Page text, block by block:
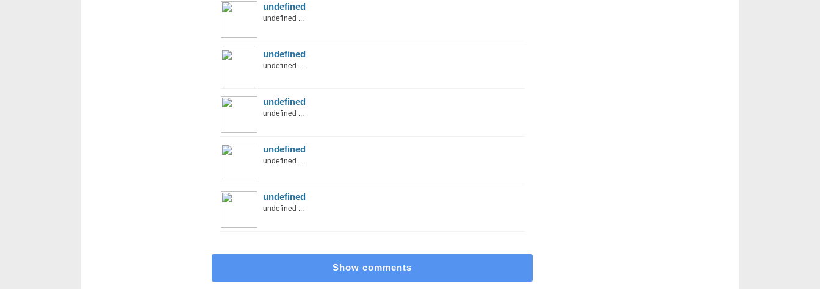
undefined
undefined ...
undefined
undefined ...
undefined
undefined ...
undefined
undefined ...
undefined
undefined ...
Show comments